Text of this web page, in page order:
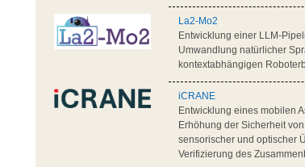
La2-Mo2
Entwicklung einer LLM-
Umwandlung natürlicher
kontextabhängigen
iCRANE
Entwicklung eines mobilen
Erhöhung der Sicherheit
sensorischer und optischer
Verifizierung des